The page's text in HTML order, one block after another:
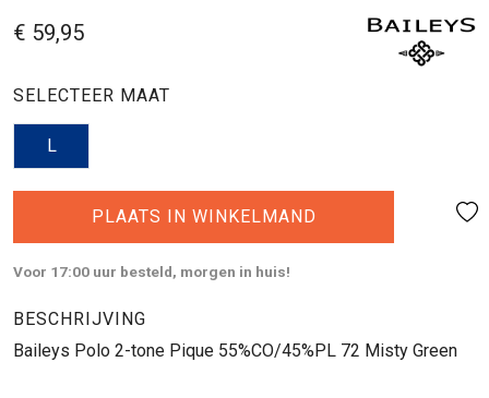
€ 59,95
SELECTEER MAAT
L
PLAATS IN WINKELMAND
Voor 17:00 uur besteld, morgen in huis!
BESCHRIJVING
Baileys Polo 2-tone Pique 55%CO/45%PL 72 Misty Green